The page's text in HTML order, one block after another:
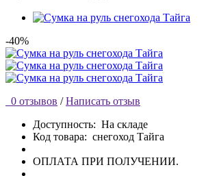
-40%
0 отзывов / Написать отзыв
Доступность: На складе
Код товара: снегоход Тайга
ОПЛАТА ПРИ ПОЛУЧЕНИИ.